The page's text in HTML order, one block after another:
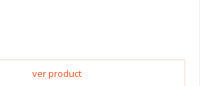
ver product